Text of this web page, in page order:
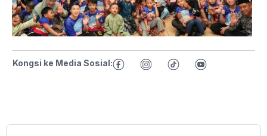
Kongsi ke Media Sosial: